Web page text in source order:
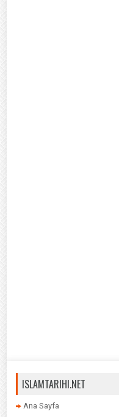
ISLAMTARIHI.NET
Ana Sayfa